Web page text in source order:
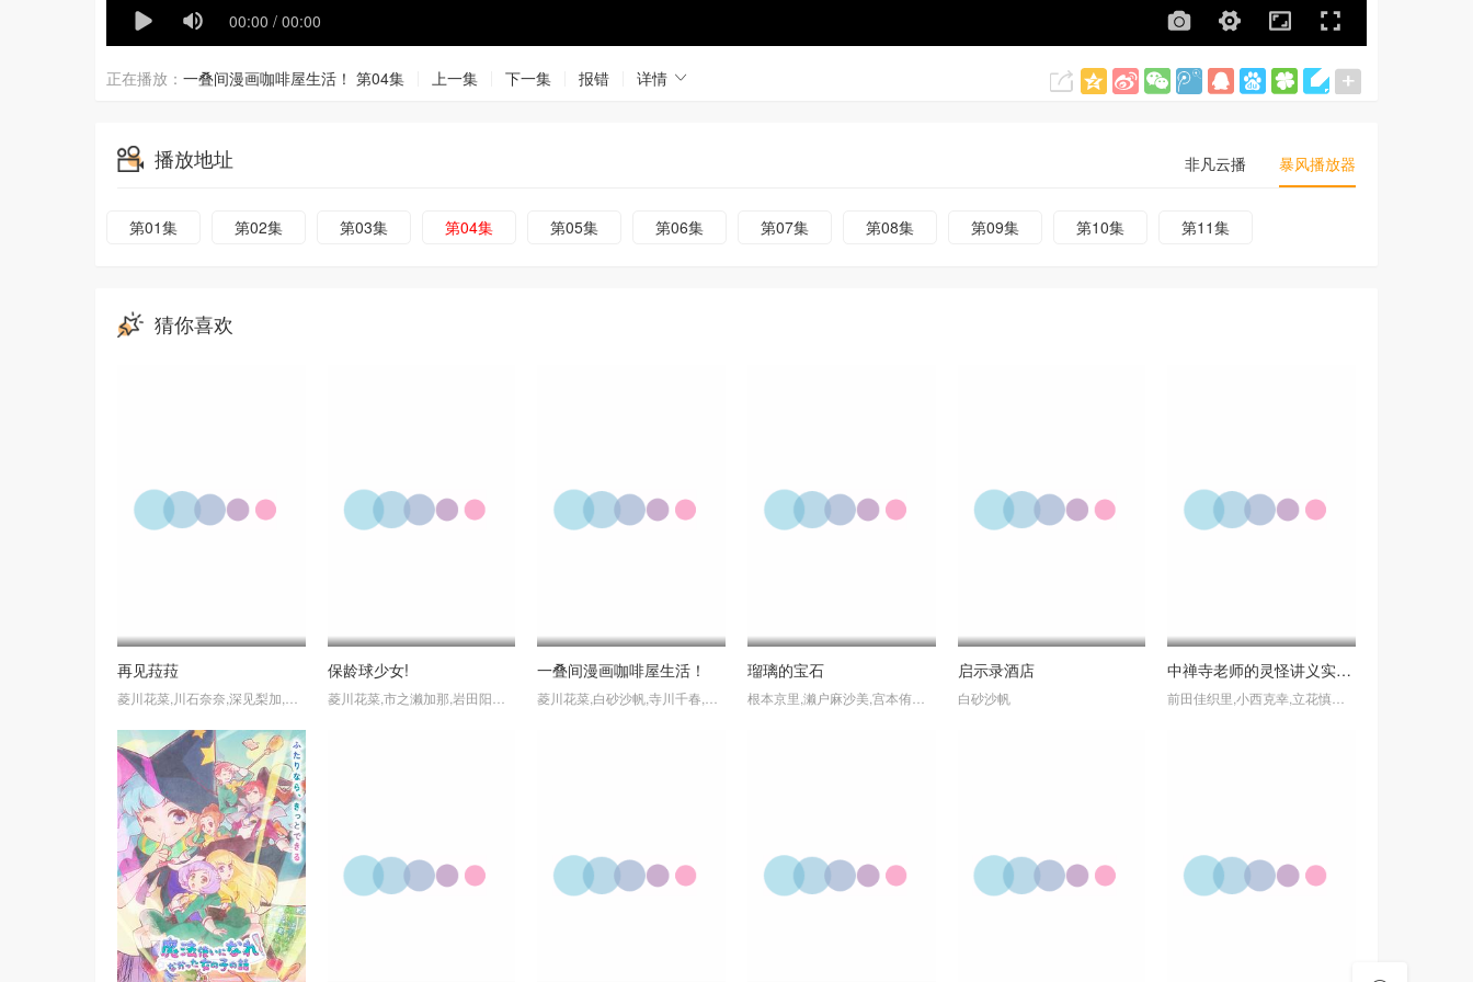
正在播放： 一叠间漫画咖啡屋生活！ 第04集 上一集 下一集 报错 详情
播放地址 非凡云播 暴风播放器
第01集 第02集 第03集 第04集 第05集 第06集 第07集 第08集 第09集 第10集 第11集
猜你喜欢
再见菈菈
菱川花菜,川石奈奈,深见梨加,村濑步,大野智敬,真殿光昭,住友七绘,寺杣昌纪,津田美波,山本和臣
保龄球少女!
菱川花菜,市之濑加那,岩田阳葵,天麻优希,伊藤彩沙
一叠间漫画咖啡屋生活！
菱川花菜,白砂沙帆,寺川千春,根本京里,寺泽百花,前田佳织里,斋藤千和,木花蓝,村上奈津实
瑠璃的宝石
根本京里,濑户麻沙美,宫本侑芽,林咲纪,山田美铃
启示录酒店
白砂沙帆
中禅寺老师的灵怪讲义实录老师会把谜题全都解开的。
前田佳织里,小西克幸,立花慎之介,西地修哉,星野贵纪,降幡爱,茅野爱衣,森永千才,宫本充,佐仓薰